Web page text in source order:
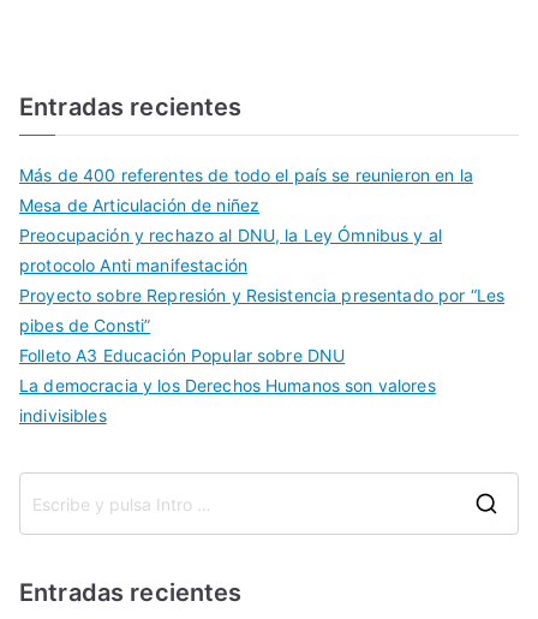
Entradas recientes
Más de 400 referentes de todo el país se reunieron en la
Mesa de Articulación de niñez
Preocupación y rechazo al DNU, la Ley Ómnibus y al
protocolo Anti manifestación
Proyecto sobre Represión y Resistencia presentado por “Les
pibes de Consti”
Folleto A3 Educación Popular sobre DNU
La democracia y los Derechos Humanos son valores
indivisibles
Entradas recientes